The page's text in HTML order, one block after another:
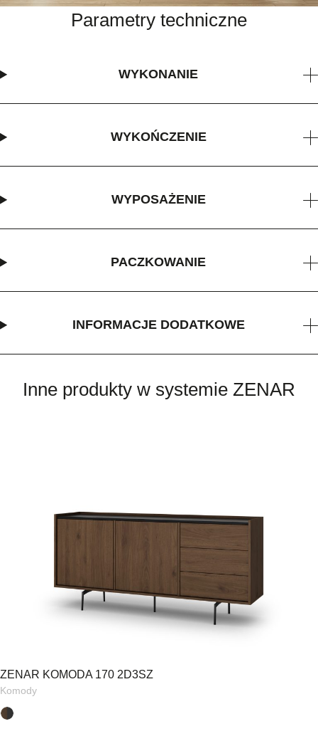
Parametry techniczne
WYKONANIE
WYKOŃCZENIE
WYPOSAŻENIE
PACZKOWANIE
INFORMACJE DODATKOWE
Inne produkty w systemie ZENAR
ZENAR KOMODA 170 2D3SZ
Komody